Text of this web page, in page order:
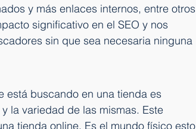
y más enlaces internos, entre otros
significativo en el SEO y nos
sin que sea necesaria ninguna
está buscando en una tienda es
la variedad de las mismas. Este
tienda online. Es el mundo físico esto